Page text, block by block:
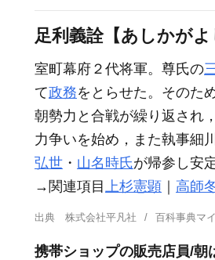
足利義詮【あしかがよ
室町幕府２代将軍。尊氏の
て政務をとらせた。そのた
朝勢力と合戦が繰り返され
力争いを始め，また執事細
弘世 ・ 山名時氏が帰参し安
→関連項目 上杉憲顕 高師
出典 株式会社平凡社 百科事典マ
携帯ショップの販売店員/朝